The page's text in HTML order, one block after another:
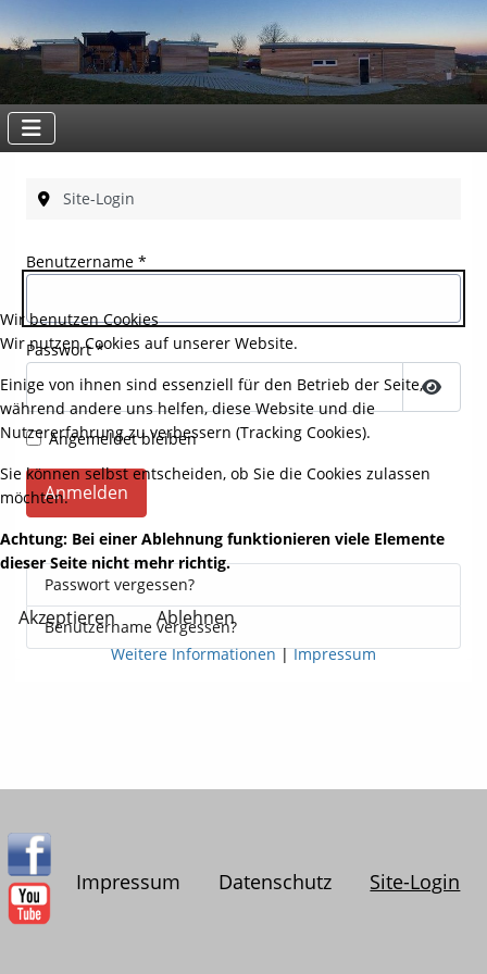
Site-Login
Benutzername *
Passwort*
Angemeldet bleiben
Anmelden
Passwort vergessen?
Benutzername vergessen?
Impressum Datenschutz Site-Login
Wir benutzen Cookies
Wir nutzen Cookies auf unserer Website.
Einige von ihnen sind essenziell für den Betrieb der Seite,
während andere uns helfen, diese Website und die
Nutzererfahrung zu verbessern (Tracking Cookies).
Sie können selbst entscheiden, ob Sie die Cookies zulassen
möchten.
Achtung: Bei einer Ablehnung funktionieren viele Elemente
dieser Seite nicht mehr richtig.
Akzeptieren Ablehnen
Weitere Informationen|Impressum